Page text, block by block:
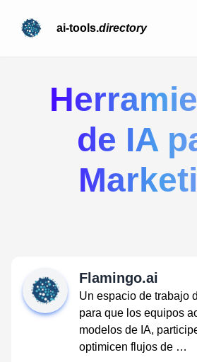
ai-tools.directory
de IA
Flamingo.ai
Un espacio de trabajo
para que los equipos
modelos de IA,
optimicen flujos de …